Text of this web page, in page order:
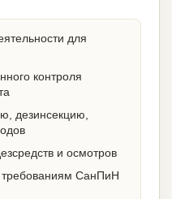
для
контроля
дезинсекцию,
и осмотров
требованиям СанПиН